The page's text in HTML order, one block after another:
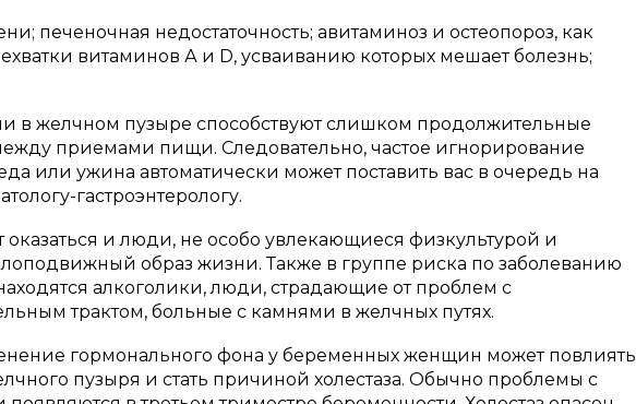
печеночная недостаточность; авитаминоз и остеопороз, как
витаминов А и D, усваиванию которых мешает болезнь;
в желчном пузыре способствуют слишком продолжительные
приемами пищи. Следовательно, частое игнорирование
или ужина автоматически может поставить вас в очередь на
гастроэнтерологу.
оказаться и люди, не особо увлекающиеся физкультурой и
образ жизни. Также в группе риска по заболеванию
алкоголики, люди, страдающие от проблем с
трактом, больные с камнями в желчных путях.
гормонального фона у беременных женщин может повлиять
пузыря и стать причиной холестаза. Обычно проблемы с